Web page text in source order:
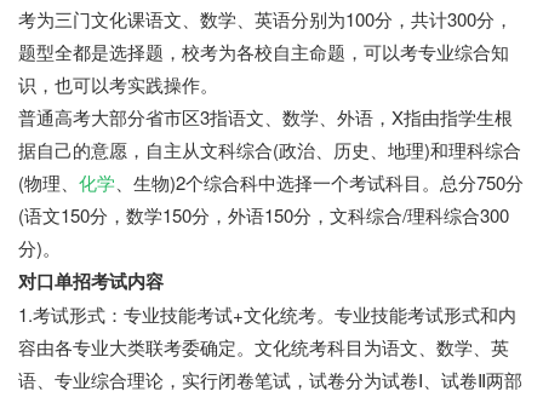
考为三门文化课语文、数学、英语分别为100分，共计300分，
题型全都是选择题，校考为各校自主命题，可以考专业综合知
识，也可以考实践操作。
普通高考大部分省市区3指语文、数学、外语，X指由指学生根
据自己的意愿，自主从文科综合(政治、历史、地理)和理科综合
(物理、 化学 、生物)2个综合科中选择一个考试科目。总分750分
(语文150分，数学150分，外语150分，文科综合/理科综合300
分)。
对口单招考试内容
1.考试形式：专业技能考试+文化统考。专业技能考试形式和内
容由各专业大类联考委确定。文化统考科目为语文、数学、英
语、专业综合理论，实行闭卷笔试，试卷分为试卷Ⅰ、试卷Ⅱ两部